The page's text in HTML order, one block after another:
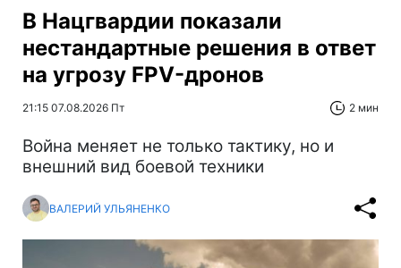
В Нацгвардии показали
нестандартные решения в ответ
на угрозу FPV-дронов
21:15 07.08.2026 Пт 2 мин
Война меняет не только тактику, но и
внешний вид боевой техники
ВАЛЕРИЙ УЛЬЯНЕНКО